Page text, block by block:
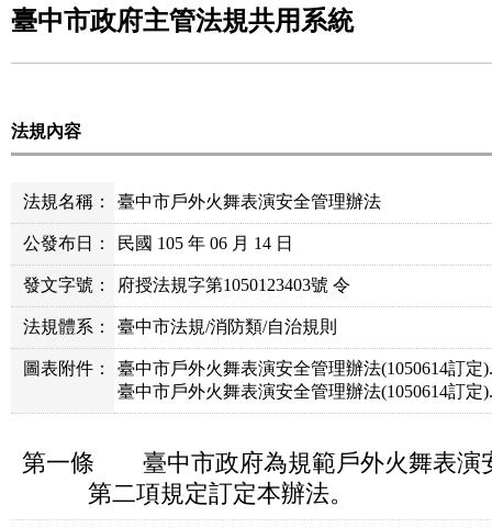
臺中市政府主管法規共用系統
法規內容
法規名稱： 臺中市戶外火舞表演安全管理辦法
公發布日： 民國 105 年 06 月 14 日
發文字號： 府授法規字第1050123403號 令
法規體系： 臺中市法規/消防類/自治規則
圖表附件：
臺中市戶外火舞表演安全管理辦法(1050614訂定
臺中市戶外火舞表演安全管理辦法(1050614訂定
第一條 臺中市政府為規範戶外火舞表演
第二項規定訂定本辦法。